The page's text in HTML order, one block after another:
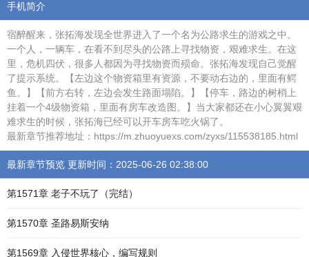
手机简介
宿醉醒来，张拓海发现全世界进入了一个名为公路求生的游戏之中。
一个人，一辆车，在看不到尽头的公路上寻找物资，艰难求生。在这
里，危机四伏，很多人都因为寻找物资而殒命。张拓海发现自己觉醒
了提示系统。【左边这个物资箱里有资源，不要动右边的，里面有鳄
鱼。】【前方右转，左边会发生路面塌陷。】【停车，路边的树梢上
挂着一个4级物资箱，里面有房车改造图。】当大家都还在小心翼翼艰
难求生的时候，张拓海已经可以开车房车吃火锅了。
最新章节推荐地址：https://m.zhuoyuexs.com/zyxs/115538185.html
最新章节预览 更新时间：2025-06-26 02:38:00
第1571章 老子不玩了（完结）
第1570章 圣路易斯安纳
第1569章 入侵世界核心，编写规则